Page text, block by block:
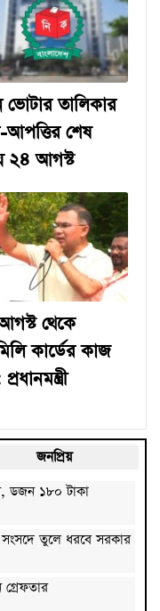
তালিকার
আপত্তির শেষ
২৪ আগস্ট
থেকে
কার্ডের কাজ
জনপ্রিয়
ডজন ১৮০ টাকা
সংসদে তুলে ধরবে সরকার